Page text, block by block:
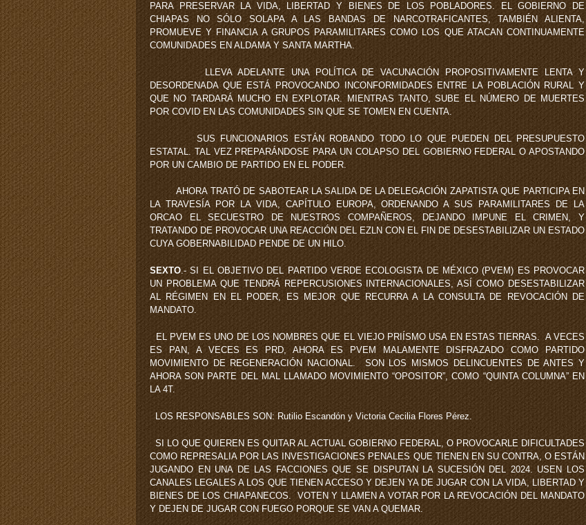
PARA PRESERVAR LA VIDA, LIBERTAD Y BIENES DE LOS POBLADORES. EL GOBIERNO DE
CHIAPAS NO SÓLO SOLAPA A LAS BANDAS DE NARCOTRAFICANTES, TAMBIÉN ALIENTA,
PROMUEVE Y FINANCIA A GRUPOS PARAMILITARES COMO LOS QUE ATACAN CONTINUAMENTE
COMUNIDADES EN ALDAMA Y SANTA MARTHA.
LLEVA ADELANTE UNA POLÍTICA DE VACUNACIÓN PROPOSITIVAMENTE LENTA Y
DESORDENADA QUE ESTÁ PROVOCANDO INCONFORMIDADES ENTRE LA POBLACIÓN RURAL Y
QUE NO TARDARÁ MUCHO EN EXPLOTAR. MIENTRAS TANTO, SUBE EL NÚMERO DE MUERTES
POR COVID EN LAS COMUNIDADES SIN QUE SE TOMEN EN CUENTA.
SUS FUNCIONARIOS ESTÁN ROBANDO TODO LO QUE PUEDEN DEL PRESUPUESTO
ESTATAL. TAL VEZ PREPARÁNDOSE PARA UN COLAPSO DEL GOBIERNO FEDERAL O APOSTANDO
POR UN CAMBIO DE PARTIDO EN EL PODER.
AHORA TRATÓ DE SABOTEAR LA SALIDA DE LA DELEGACIÓN ZAPATISTA QUE PARTICIPA EN
LA TRAVESÍA POR LA VIDA, CAPÍTULO EUROPA, ORDENANDO A SUS PARAMILITARES DE LA
ORCAO EL SECUESTRO DE NUESTROS COMPAÑEROS, DEJANDO IMPUNE EL CRIMEN, Y
TRATANDO DE PROVOCAR UNA REACCIÓN DEL EZLN CON EL FIN DE DESESTABILIZAR UN ESTADO
CUYA GOBERNABILIDAD PENDE DE UN HILO.
SEXTO.- SI EL OBJETIVO DEL PARTIDO VERDE ECOLOGISTA DE MÉXICO (PVEM) ES PROVOCAR
UN PROBLEMA QUE TENDRÁ REPERCUSIONES INTERNACIONALES, ASÍ COMO DESESTABILIZAR
AL RÉGIMEN EN EL PODER, ES MEJOR QUE RECURRA A LA CONSULTA DE REVOCACIÓN DE
MANDATO.
EL PVEM ES UNO DE LOS NOMBRES QUE EL VIEJO PRIÍSMO USA EN ESTAS TIERRAS. A VECES
ES PAN, A VECES ES PRD, AHORA ES PVEM MALAMENTE DISFRAZADO COMO PARTIDO
MOVIMIENTO DE REGENERACIÓN NACIONAL. SON LOS MISMOS DELINCUENTES DE ANTES Y
AHORA SON PARTE DEL MAL LLAMADO MOVIMIENTO “OPOSITOR”, COMO “QUINTA COLUMNA” EN
LA 4T.
LOS RESPONSABLES SON: Rutilio Escandón y Victoria Cecilia Flores Pérez.
SI LO QUE QUIEREN ES QUITAR AL ACTUAL GOBIERNO FEDERAL, O PROVOCARLE DIFICULTADES
COMO REPRESALIA POR LAS INVESTIGACIONES PENALES QUE TIENEN EN SU CONTRA, O ESTÁN
JUGANDO EN UNA DE LAS FACCIONES QUE SE DISPUTAN LA SUCESIÓN DEL 2024. USEN LOS
CANALES LEGALES A LOS QUE TIENEN ACCESO Y DEJEN YA DE JUGAR CON LA VIDA, LIBERTAD Y
BIENES DE LOS CHIAPANECOS. VOTEN Y LLAMEN A VOTAR POR LA REVOCACIÓN DEL MANDATO
Y DEJEN DE JUGAR CON FUEGO PORQUE SE VAN A QUEMAR.